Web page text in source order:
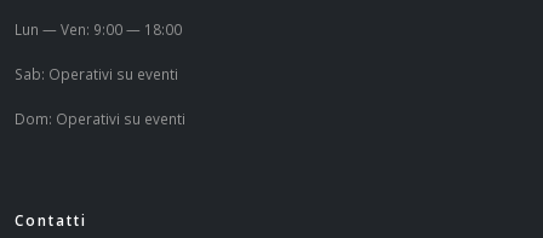
Lun — Ven: 9:00 — 18:00
Sab: Operativi su eventi
Dom: Operativi su eventi
Contatti